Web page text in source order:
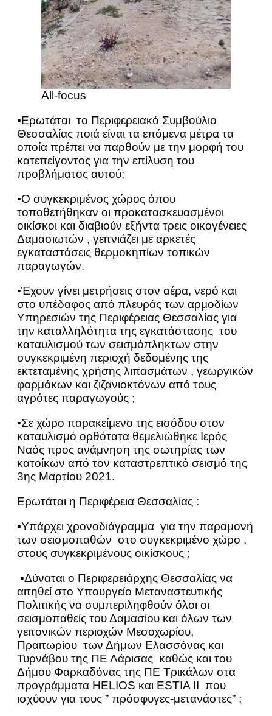
All-focus
▪Ερωτάται το Περιφερειακό Συμβούλιο
Θεσσαλίας ποιά είναι τα επόμενα μέτρα τα
οποία πρέπει να παρθούν με την μορφή του
κατεπείγοντος για την επίλυση του
προβλήματος αυτού;
▪Ο συγκεκριμένος χώρος όπου
τοποθετήθηκαν οι προκατασκευασμένοι
οικίσκοι και διαβιούν εξήντα τρεις οικογένειες
Δαμασιωτών , γειτνιάζει με αρκετές
εγκαταστάσεις θερμοκηπίων τοπικών
παραγωγών.
▪Έχουν γίνει μετρήσεις στον αέρα, νερό και
στο υπέδαφος από πλευράς των αρμοδίων
Υπηρεσιών της Περιφέρειας Θεσσαλίας για
την καταλληλότητα της εγκατάστασης του
καταυλισμού των σεισμόπληκτων στην
συγκεκριμένη περιοχή δεδομένης της
εκτεταμένης χρήσης λιπασμάτων , γεωργικών
φαρμάκων και ζιζανιοκτόνων από τους
αγρότες παραγωγούς ;
▪Σε χώρο παρακείμενο της εισόδου στον
καταυλισμό ορθότατα θεμελιώθηκε Ιερός
Ναός προς ανάμνηση της σωτηρίας των
κατοίκων από τον καταστρεπτικό σεισμό της
3ης Μαρτίου 2021.
Ερωτάται η Περιφέρεια Θεσσαλίας :
▪Υπάρχει χρονοδιάγραμμα για την παραμονή
των σεισμοπαθών στο συγκεκριμένο χώρο ,
στους συγκεκριμένους οικίσκους ;
▪Δύναται ο Περιφερειάρχης Θεσσαλίας να
αιτηθεί στο Υπουργείο Μεταναστευτικής
Πολιτικής να συμπεριληφθούν όλοι οι
σεισμοπαθείς του Δαμασίου και όλων των
γειτονικών περιοχών Μεσοχωρίου,
Πραιτωρίου των Δήμων Ελασσόνας και
Τυρνάβου της ΠΕ Λάρισας καθώς και του
Δήμου Φαρκαδόνας της ΠΕ Τρικάλων στα
προγράμματα HELIOS και ΕSTIA II που
ισχύουν για τους ” πρόσφυγες-μετανάστες” ;